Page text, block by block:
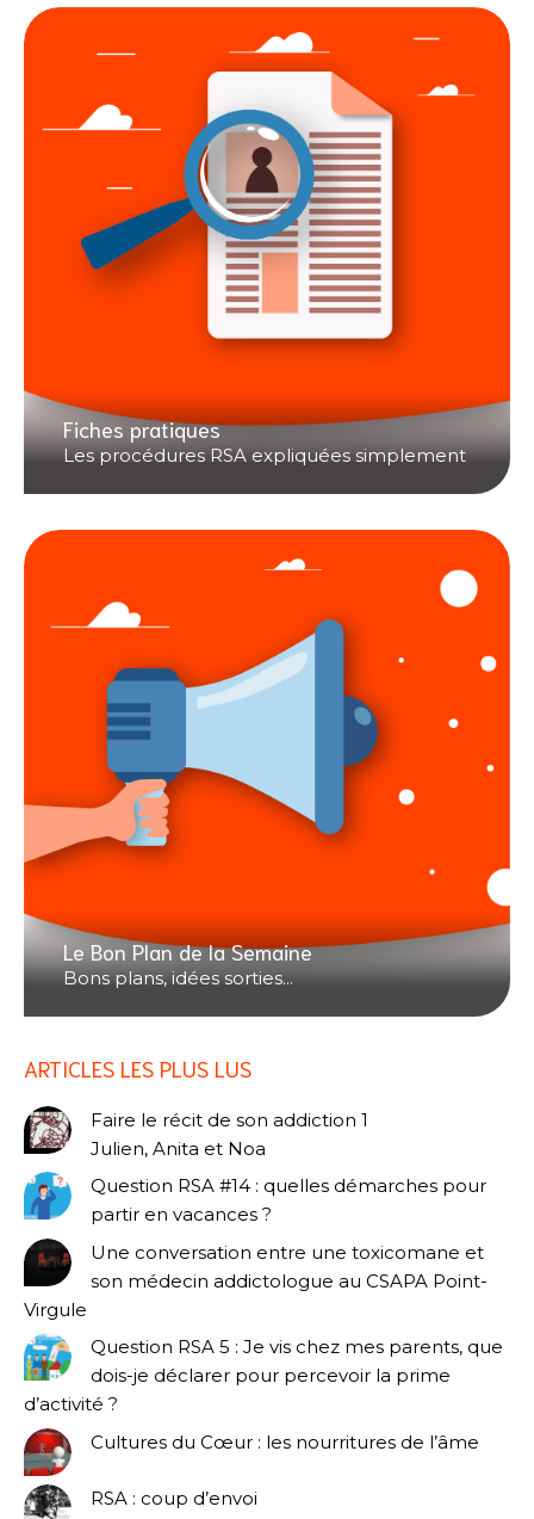
Fiches pratiques
Les procédures RSA expliquées simplement
Le Bon Plan de la Semaine
Bons plans, idées sorties...
ARTICLES LES PLUS LUS
Faire le récit de son addiction 1
Julien, Anita et Noa
Question RSA #14 : quelles démarches pour
partir en vacances ?
Une conversation entre une toxicomane et
son médecin addictologue au CSAPA Point-
Virgule
Question RSA 5 : Je vis chez mes parents, que
dois-je déclarer pour percevoir la prime
d’activité ?
Cultures du Cœur : les nourritures de l’âme
RSA : coup d’envoi